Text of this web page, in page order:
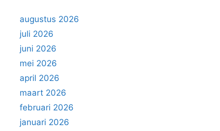
a
:
augustus 2026
juli 2026
juni 2026
mei 2026
april 2026
maart 2026
februari 2026
januari 2026